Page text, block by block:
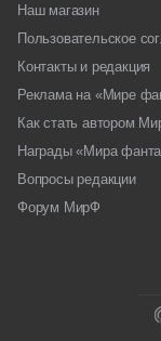
Наш магазин
Пользовательское
Контакты и редакция
Реклама на «Мире
Как стать автором
Награды «Мира
Вопросы редакции
Форум МирФ